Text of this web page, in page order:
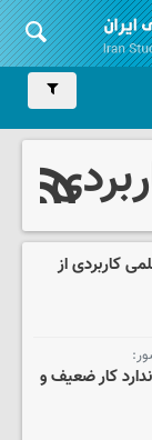
کاربردی از
کار ضعیف و